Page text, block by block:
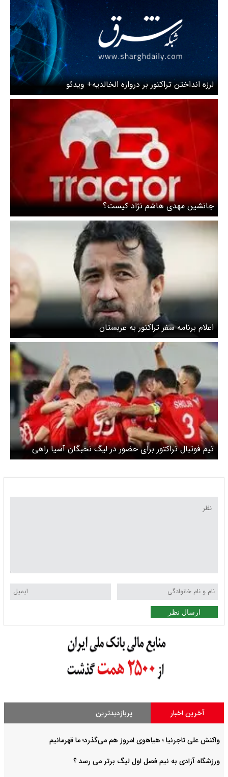
لرزه انداختن تراکتور بر دروازه الخالدیه+ ویدئو
جانشین مهدی هاشم نژاد کیست؟
اعلام برنامه سفر تراکتور به عربستان
تیم فوتبال تراکتور برای حضور در لیگ نخبگان آسیا راهی
عربستان می‌شود
ارسال نظر
آخرین اخبار پربازدیدترین
واکنش علی تاجرنیا ؛ هیاهوی امروز هم می‌گذرد؛ ما قهرمانیم
ورزشگاه آزادی به نیم فصل اول لیگ برتر می رسد ؟